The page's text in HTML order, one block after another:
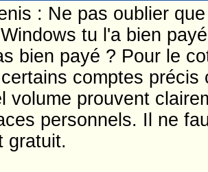
: Ne pas oublier
tu l'a bien
bien payé ? Pour le
comptes
volume prouvent
personnels. Il ne
gratuit.